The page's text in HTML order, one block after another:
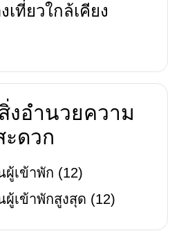
เที่ยวใกล้เคียง
งอำนวยความ
ะดวก
ผู้เข้าพัก (12)
ผู้เข้าพักสูงสุด (12)